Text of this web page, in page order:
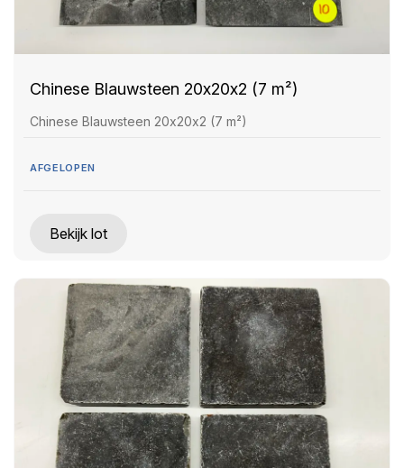
Chinese Blauwsteen 20x20x2 (7 m²)
Chinese Blauwsteen 20x20x2 (7 m²)
AFGELOPEN
Bekijk lot